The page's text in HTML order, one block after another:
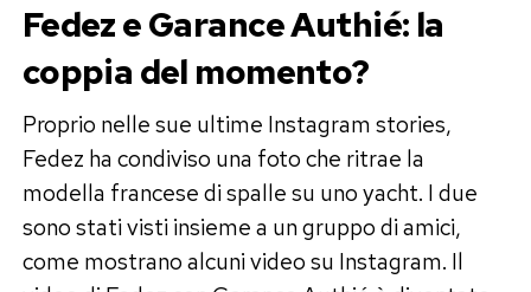
Fedez e Garance Authié: la
coppia del momento?
Proprio nelle sue ultime Instagram stories,
Fedez ha condiviso una foto che ritrae la
modella francese di spalle su uno yacht. I due
sono stati visti insieme a un gruppo di amici,
come mostrano alcuni video su Instagram. Il